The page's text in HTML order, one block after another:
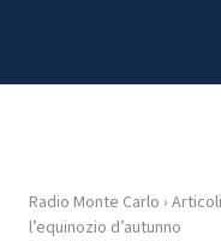
HOME
Radio Monte Carlo › Articoli
l’equinozio d’autunno